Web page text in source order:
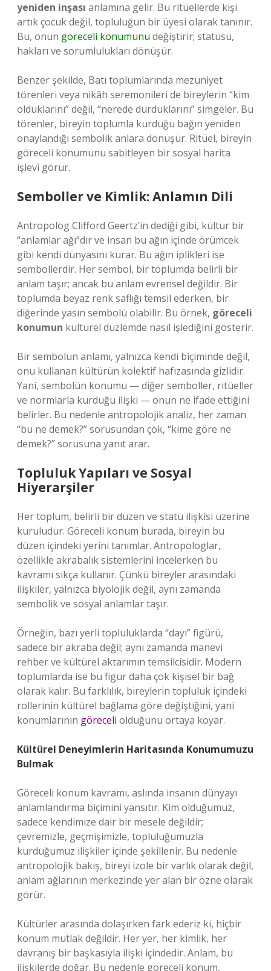
yeniden inşası anlamına gelir. Bu ritüellerde kişi
artık çocuk değil, topluluğun bir üyesi olarak tanınır.
Bu, onun göreceli konumunu değiştirir; statüsü,
hakları ve sorumlulukları dönüşür.
Benzer şekilde, Batı toplumlarında mezuniyet
törenleri veya nikâh seremonileri de bireylerin “kim
olduklarını” değil, “nerede durduklarını” simgeler. Bu
törenler, bireyin toplumla kurduğu bağın yeniden
onaylandığı sembolik anlara dönüşür. Ritüel, bireyin
göreceli konumunu sabitleyen bir sosyal harita
işlevi görür.
Semboller ve Kimlik: Anlamın Dili
Antropolog Clifford Geertz’in dediği gibi, kültür bir
“anlamlar ağı”dır ve insan bu ağın içinde örümcek
gibi kendi dünyasını kurar. Bu ağın iplikleri ise
sembollerdir. Her sembol, bir toplumda belirli bir
anlam taşır; ancak bu anlam evrensel değildir. Bir
toplumda beyaz renk saflığı temsil ederken, bir
diğerinde yasın sembolü olabilir. Bu örnek, göreceli
konumun kültürel düzlemde nasıl işlediğini gösterir.
Bir sembolün anlamı, yalnızca kendi biçiminde değil,
onu kullanan kültürün kolektif hafızasında gizlidir.
Yani, sembolün konumu — diğer semboller, ritüeller
ve normlarla kurduğu ilişki — onun ne ifade ettiğini
belirler. Bu nedenle antropolojik analiz, her zaman
“bu ne demek?” sorusundan çok, “kime göre ne
demek?” sorusuna yanıt arar.
Topluluk Yapıları ve Sosyal
Hiyerarşiler
Her toplum, belirli bir düzen ve statü ilişkisi üzerine
kuruludur. Göreceli konum burada, bireyin bu
düzen içindeki yerini tanımlar. Antropologlar,
özellikle akrabalık sistemlerini incelerken bu
kavramı sıkça kullanır. Çünkü bireyler arasındaki
ilişkiler, yalnızca biyolojik değil, aynı zamanda
sembolik ve sosyal anlamlar taşır.
Örneğin, bazı yerli topluluklarda “dayı” figürü,
sadece bir akraba değil; aynı zamanda manevi
rehber ve kültürel aktarımın temsilcisidir. Modern
toplumlarda ise bu figür daha çok kişisel bir bağ
olarak kalır. Bu farklılık, bireylerin topluluk içindeki
rollerinin kültürel bağlama göre değiştiğini, yani
konumlarının göreceli olduğunu ortaya koyar.
Kültürel Deneyimlerin Haritasında Konumumuzu
Bulmak
Göreceli konum kavramı, aslında insanın dünyayı
anlamlandırma biçimini yansıtır. Kim olduğumuz,
sadece kendimize dair bir mesele değildir;
çevremizle, geçmişimizle, topluluğumuzla
kurduğumuz ilişkiler içinde şekillenir. Bu nedenle
antropolojik bakış, bireyi izole bir varlık olarak değil,
anlam ağlarının merkezinde yer alan bir özne olarak
görür.
Kültürler arasında dolaşırken fark ederiz ki, hiçbir
konum mutlak değildir. Her yer, her kimlik, her
davranış bir başkasıyla ilişki içindedir. Anlam, bu
ilişkilerde doğar. Bu nedenle göreceli konum,